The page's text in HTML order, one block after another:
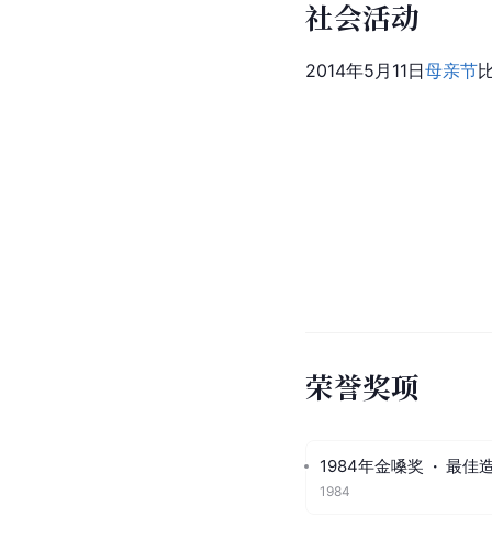
社会活动
2014年5月11日母亲节
荣誉奖项
1984年金嗓奖 · 最佳
1984